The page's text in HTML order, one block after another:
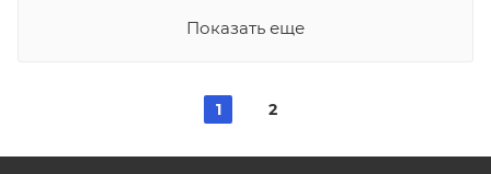
Показать еще
1 2